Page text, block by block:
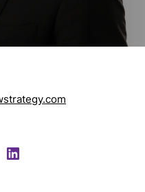
LinkedIn